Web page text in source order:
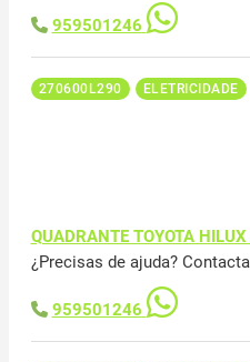
959501246
270600L290 ELETRICIDADE
QUADRANTE TOYOTA HILUX
¿Precisas de ajuda?
959501246